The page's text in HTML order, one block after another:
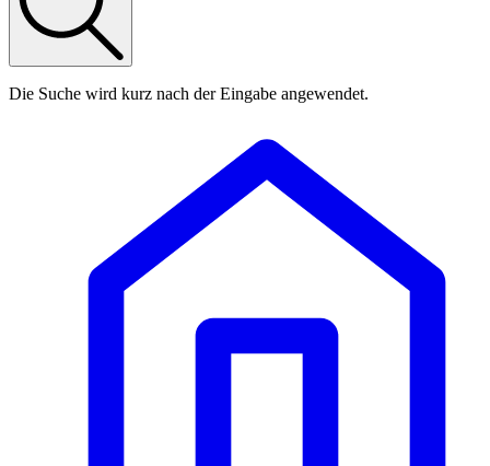
Die Suche wird kurz nach der Eingabe angewendet.